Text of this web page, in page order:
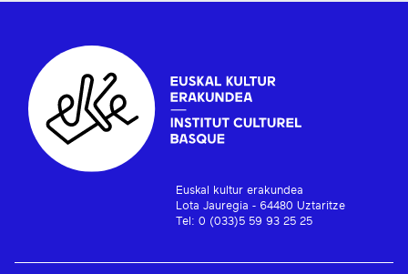
Euskal kultur erakundea
Lota Jauregia - 64480 Uztaritze
Tel: 0 (033)5 59 93 25 25